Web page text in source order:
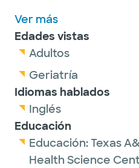
Society of
Society of
Outside of work, he
with family, sports and
Ver más
Edades vistas
Adultos
Geriatría
Idiomas hablados
Inglés
Educación
Educación:Texas
Health Science